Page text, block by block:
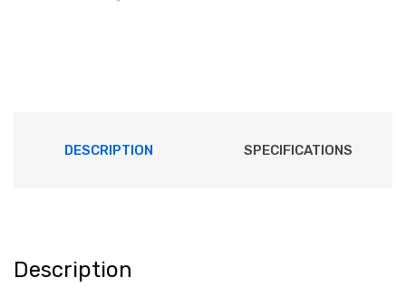
DESCRIPTION SPECIFICATIONS
Description